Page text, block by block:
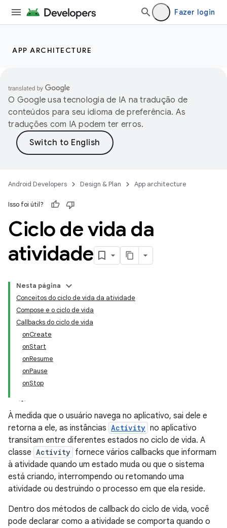
Fazer login
APP ARCHITECTURE
O Google usa tecnologia de IA na tradução de
conteúdos para seu idioma de preferência. As
traduções com IA podem ter erros.
Android Developers Design & Plan App architecture
Isso foi útil?
Ciclo de vida da
atividade
Nesta página
Conceitos do ciclo de vida da atividade
Compose e o ciclo de vida
Callbacks do ciclo de vida
onCreate
onStart
onResume
onPause
onStop
À medida que o usuário navega no aplicativo, sai dele e
retorna a ele, as instâncias Activity no aplicativo
transitam entre diferentes estados no ciclo de vida. A
classe Activity fornece vários callbacks que informam
à atividade quando um estado muda ou que o sistema
está criando, interrompendo ou retomando uma
atividade ou destruindo o processo em que ela reside.
Dentro dos métodos de callback do ciclo de vida, você
pode declarar como a atividade se comporta quando o